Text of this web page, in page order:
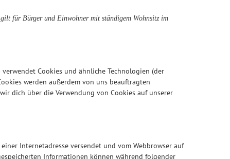
für Bürger und Einwohner mit ständigem Wohnsitz im
Cookies und ähnliche Technologien (der
werden außerdem von uns beauftragten
dich über die Verwendung von Cookies auf unserer
Internetadresse versendet und vom Webbrowser auf
Informationen können während folgender